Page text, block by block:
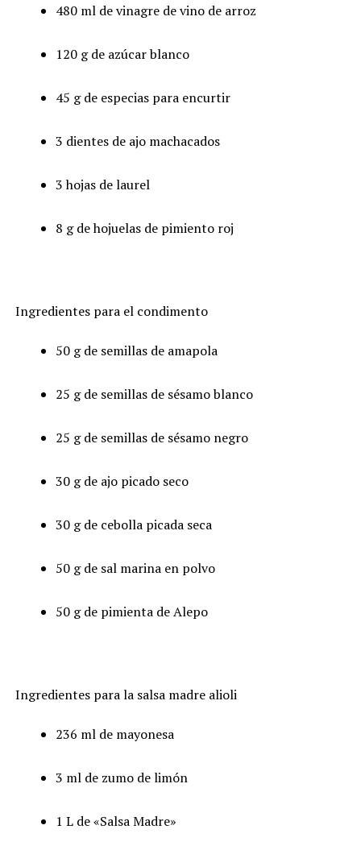
480 ml de vinagre de vino de arroz
120 g de azúcar blanco
45 g de especias para encurtir
3 dientes de ajo machacados
3 hojas de laurel
8 g de hojuelas de pimiento roj
Ingredientes para el condimento
50 g de semillas de amapola
25 g de semillas de sésamo blanco
25 g de semillas de sésamo negro
30 g de ajo picado seco
30 g de cebolla picada seca
50 g de sal marina en polvo
50 g de pimienta de Alepo
Ingredientes para la salsa madre alioli
236 ml de mayonesa
3 ml de zumo de limón
1 L de «Salsa Madre»